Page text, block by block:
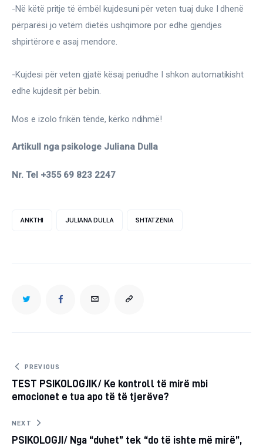
Regjim ushqimor
Sëmundje infektive
COVID-19
-Në këtë pritje të ëmbël kujdesuni për veten tuaj duke I dhenë
përparësi jo vetëm dietës ushqimore por edhe gjendjes
shpirtërore e asaj mendore.
-Kujdesi për veten gjatë kësaj periudhe I shkon automatikisht
edhe kujdesit për bebin.
Mos e izolo frikën tënde, kërko ndihmë!
Artikull nga psikologe Juliana Dulla
Nr. Tel +355 69 823 2247
ANKTHI JULIANA DULLA SHTATZENIA
TWITTERFACEBOOKEMAIL COPY
CLIPBOARD
Post
navigation
PREVIOUS
TEST PSIKOLOGJIK/ Ke kontroll të mirë mbi
emocionet e tua apo të të tjerëve?
NEXT
PSIKOLOGJI/ Nga “duhet” tek “do të ishte më mirë”,